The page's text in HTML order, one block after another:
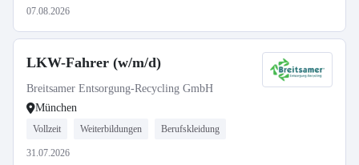
07.08.2026
LKW-Fahrer (w/m/d)
Breitsamer Entsorgung-Recycling GmbH
München
Vollzeit Weiterbildungen Berufskleidung
31.07.2026